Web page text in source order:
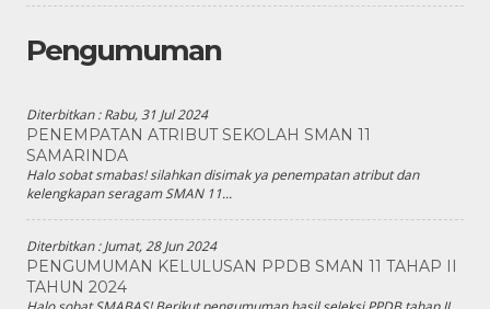
Pengumuman
Diterbitkan :Rabu, 31 Jul 2024
PENEMPATAN ATRIBUT SEKOLAH SMAN 11
SAMARINDA
Halo sobat smabas! silahkan disimak ya penempatan atribut dan
kelengkapan seragam SMAN 11...
Diterbitkan :Jumat, 28 Jun 2024
PENGUMUMAN KELULUSAN PPDB SMAN 11 TAHAP II
TAHUN 2024